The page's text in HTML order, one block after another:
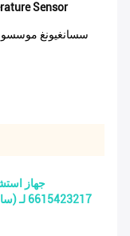
Sensor
جهاز